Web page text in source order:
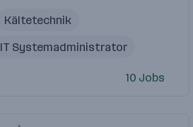
Kältetechnik
IT Systemadministrator
10 Jobs